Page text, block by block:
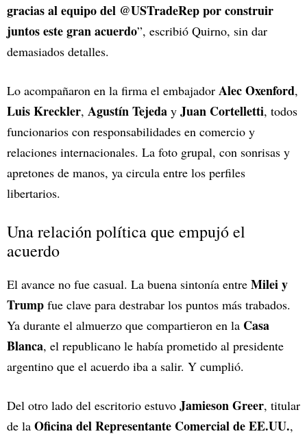
gracias al equipo del @USTradeRep por construir
juntos este gran acuerdo”, escribió Quirno, sin dar
demasiados detalles.
Lo acompañaron en la firma el embajador Alec Oxenford,
Luis Kreckler, Agustín Tejeda y Juan Cortelletti, todos
funcionarios con responsabilidades en comercio y
relaciones internacionales. La foto grupal, con sonrisas y
apretones de manos, ya circula entre los perfiles
libertarios.
Una relación política que empujó el
acuerdo
El avance no fue casual. La buena sintonía entre Milei y
Trump fue clave para destrabar los puntos más trabados.
Ya durante el almuerzo que compartieron en la Casa
Blanca, el republicano le había prometido al presidente
argentino que el acuerdo iba a salir. Y cumplió.
Del otro lado del escritorio estuvo Jamieson Greer, titular
de la Oficina del Representante Comercial de EE.UU.,